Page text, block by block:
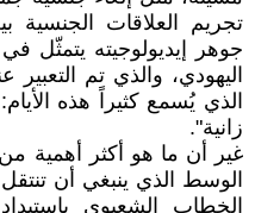
تجريم العلاقات الجنسية
جوهر إيديولوجيته يتمثّل
اليهودي، والذي تم
الذي يُسمع كثيراً هذه
زانية".
غير أن ما هو أكثر أهمية من
الوسط الذي ينبغي أن
الخطاب الشعبوي